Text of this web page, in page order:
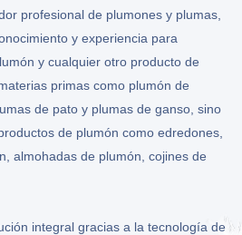
profesional de plumones y plumas,
y experiencia para
y cualquier otro producto de
primas como plumón de
de pato y plumas de ganso, sino
de plumón como edredones,
almohadas de plumón, cojines de
integral gracias a la tecnología de